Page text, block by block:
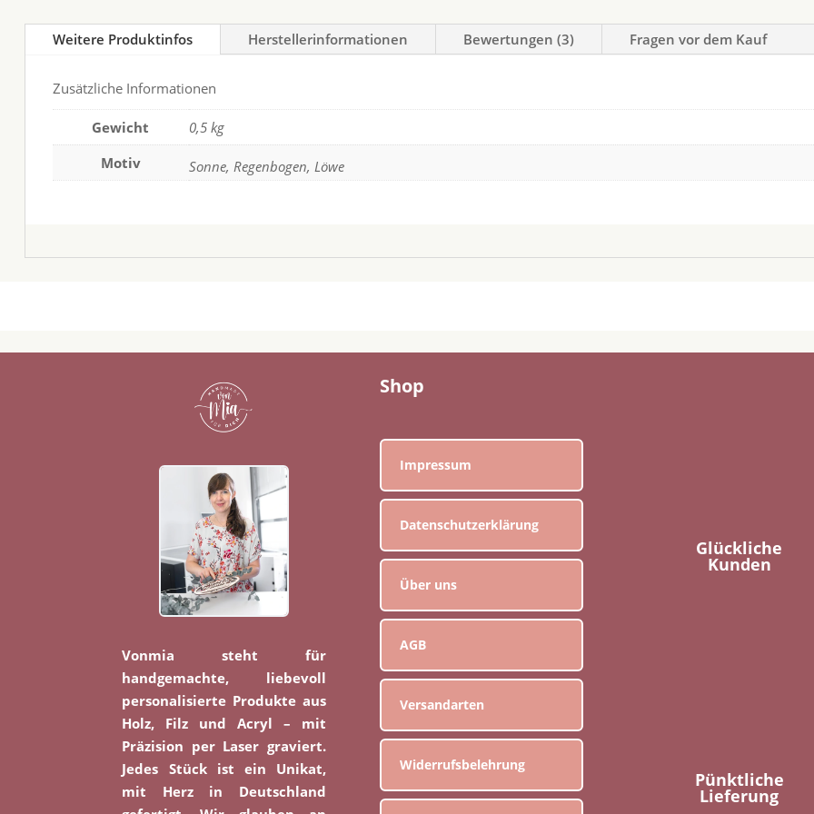
Weitere Produktinfos Herstellerinformationen Bewertungen (3) Fragen vor dem Kauf
Zusätzliche Informationen
Gewicht
0,5 kg
Motiv
Sonne, Regenbogen, Löwe
Vonmia steht für
handgemachte, liebevoll
personalisierte Produkte aus
Holz, Filz und Acryl – mit
Präzision per Laser graviert.
Jedes Stück ist ein Unikat,
mit Herz in Deutschland
Shop
Impressum
Datenschutzerklärung
Über uns
AGB
Versandarten
Widerrufsbelehrung
Glückliche
Kunden
Pünktliche
Lieferung